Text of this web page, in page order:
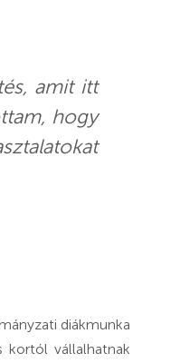
amit itt
hogy
diákmunka
kortól vállalhatnak